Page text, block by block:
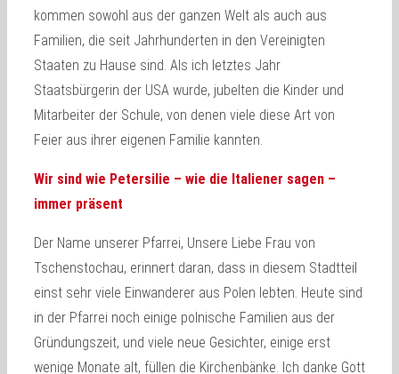
kommen sowohl aus der ganzen Welt als auch aus
Familien, die seit Jahrhunderten in den Vereinigten
Staaten zu Hause sind. Als ich letztes Jahr
Staatsbürgerin der USA wurde, jubelten die Kinder und
Mitarbeiter der Schule, von denen viele diese Art von
Feier aus ihrer eigenen Familie kannten.
Wir sind wie Petersilie – wie die Italiener sagen –
immer präsent
Der Name unserer Pfarrei, Unsere Liebe Frau von
Tschenstochau, erinnert daran, dass in diesem Stadtteil
einst sehr viele Einwanderer aus Polen lebten. Heute sind
in der Pfarrei noch einige polnische Familien aus der
Gründungszeit, und viele neue Gesichter, einige erst
wenige Monate alt, füllen die Kirchenbänke. Ich danke Gott